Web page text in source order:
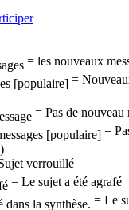
= les nouveaux
=
= Pas de nouveau
=
verrouillé
= Le sujet a été agrafé
= Le